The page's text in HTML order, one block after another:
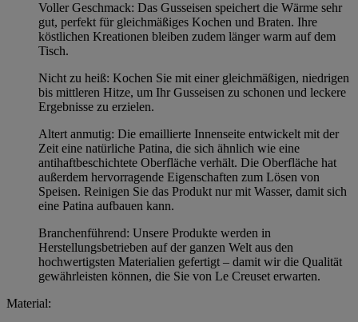
Voller Geschmack: Das Gusseisen speichert die Wärme sehr
gut, perfekt für gleichmäßiges Kochen und Braten. Ihre
köstlichen Kreationen bleiben zudem länger warm auf dem
Tisch.
Nicht zu heiß: Kochen Sie mit einer gleichmäßigen, niedrigen
bis mittleren Hitze, um Ihr Gusseisen zu schonen und leckere
Ergebnisse zu erzielen.
Altert anmutig: Die emaillierte Innenseite entwickelt mit der
Zeit eine natürliche Patina, die sich ähnlich wie eine
antihaftbeschichtete Oberfläche verhält. Die Oberfläche hat
außerdem hervorragende Eigenschaften zum Lösen von
Speisen. Reinigen Sie das Produkt nur mit Wasser, damit sich
eine Patina aufbauen kann.
Branchenführend: Unsere Produkte werden in
Herstellungsbetrieben auf der ganzen Welt aus den
hochwertigsten Materialien gefertigt – damit wir die Qualität
gewährleisten können, die Sie von Le Creuset erwarten.
Material: